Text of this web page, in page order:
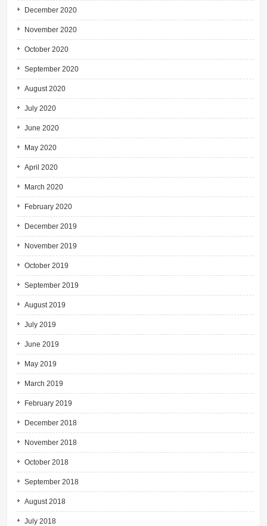
December 2020
November 2020
October 2020
September 2020
August 2020
July 2020
June 2020
May 2020
April 2020
March 2020
February 2020
December 2019
November 2019
October 2019
September 2019
August 2019
July 2019
June 2019
May 2019
March 2019
February 2019
December 2018
November 2018
October 2018
September 2018
August 2018
July 2018